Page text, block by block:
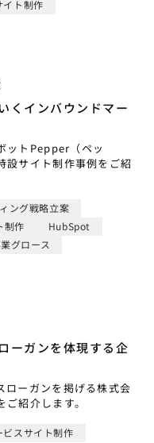
イト制作
くインバウンドマー
ットPepper（ペッ
設サイト制作事例をご紹
ング戦略立案
制作
HubSpot
グロース
ーガンを体現する企
ローガンを掲げる株式会
紹介します。
ビスサイト制作